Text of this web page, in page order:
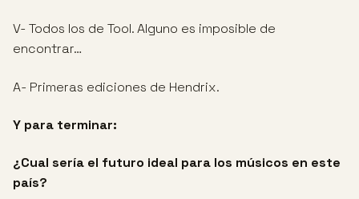
V- Todos los de Tool. Alguno es imposible de
encontrar…
A- Primeras ediciones de Hendrix.
Y para terminar:
¿Cual sería el futuro ideal para los músicos en este
país?